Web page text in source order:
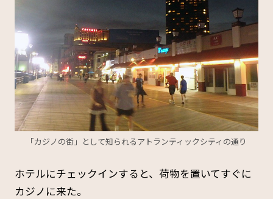
「カジノの街」として知られるアトランティックシティの通り
ホテルにチェックインすると、荷物を置いてすぐに
カジノに来た。